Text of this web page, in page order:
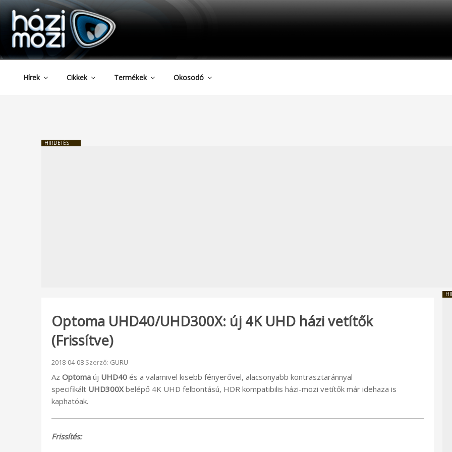
Tartalomhoz
HAZIMOZI
Hírek Cikkek Termékek Okosodó
HIRDETÉS
Optoma UHD40/UHD300X: új 4K UHD házi vetítők
(Frissítve)
Beküldve:
2018-04-08 Szerző: GURU
Az Optoma új UHD40 és a valamivel kisebb fényerővel, alacsonyabb kontrasztaránnyal
specifikált UHD300X belépő 4K UHD felbontású, HDR kompatibilis házi-mozi vetítők már idehaza is
kaphatóak.
Frissítés: